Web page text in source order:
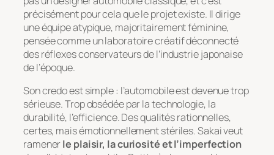
précisément pour cela que le projet existe. Il dirige
une équipe atypique, majoritairement féminine,
pensée comme un laboratoire créatif déconnecté
des réflexes conservateurs de l’industrie japonaise
de l’époque.
Son credo est simple : l’automobile est devenue trop
sérieuse. Trop obsédée par la technologie, la
durabilité, l’efficience. Des qualités rationnelles,
certes, mais émotionnellement stériles. Sakai veut
ramenerle plaisir, la curiosité et l’imperfection